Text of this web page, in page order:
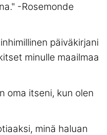
-Rosemonde
päiväkirjani
minulle maailmaa
oma itseni, kun olen
minä haluan